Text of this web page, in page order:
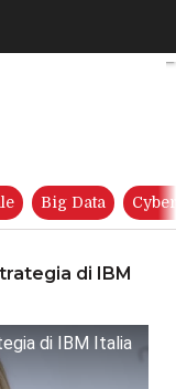
digitale e IA:
Big Data
di IBM
di IBM Italia